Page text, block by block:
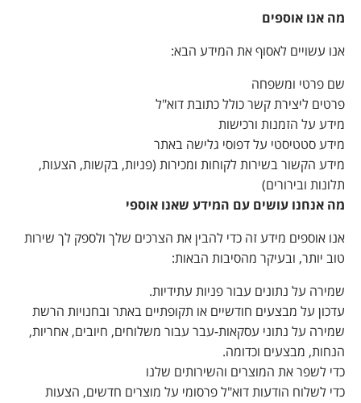
מה אנו אוספים
אנו עשויים לאסוף את המידע הבא:
שם פרטי ומשפחה
פרטים ליצירת קשר כולל כתובת דוא"ל
מידע על הזמנות ורכישות
מידע סטטיסטי על דפוסי גלישה באתר
מידע הקשור בשירות לקוחות ומכירות (פניות, בקשות, הצעות,
תלונות ובירורים)
מה אנחנו עושים עם המידע שאנו אוספי
אנו אוספים מידע זה כדי להבין את הצרכים שלך ולספק לך שירות
טוב יותר, ובעיקר מהסיבות הבאות:
שמירה על נתונים עבור פניות עתידיות.
עדכון על מבצעים חודשיים או תקופתיים באתר ובחנויות הרשת
שמירה על נתוני עסקאות-עבר עבור משלוחים, חיובים, אחריות,
הנחות, מבצעים וכדומה.
כדי לשפר את המוצרים והשירותים שלנו
כדי לשלוח הודעות דוא"ל פרסומי על מוצרים חדשים, הצעות